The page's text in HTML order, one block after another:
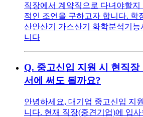
직장에서 계약직으로 다녀야할
적인 조언을 구하고자 합니다. 학
산안산기 가스산기 화학분석기
니다
Q. 중고신입 지원 시 현직
서에 써도 될까요?
안녕하세요, 대기업 중고신입 지
니다. 현재 직장(중견기업)에 입